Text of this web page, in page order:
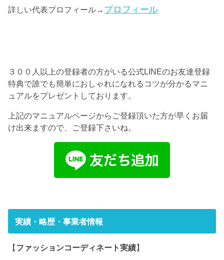
詳しい代表プロフィール→ プロフィール
３００人以上の登録者の方がいる公式LINEのお友達登録
特典で誰でも簡単におしゃれになれるコツが分かるマニ
ュアルをプレゼントしております。
上記のマニュアルページからご登録頂いた方が早くお届
け出来ますので、ご登録下さいね。
実績・略歴・事業者情報
【 ファッションコーディネート実績】